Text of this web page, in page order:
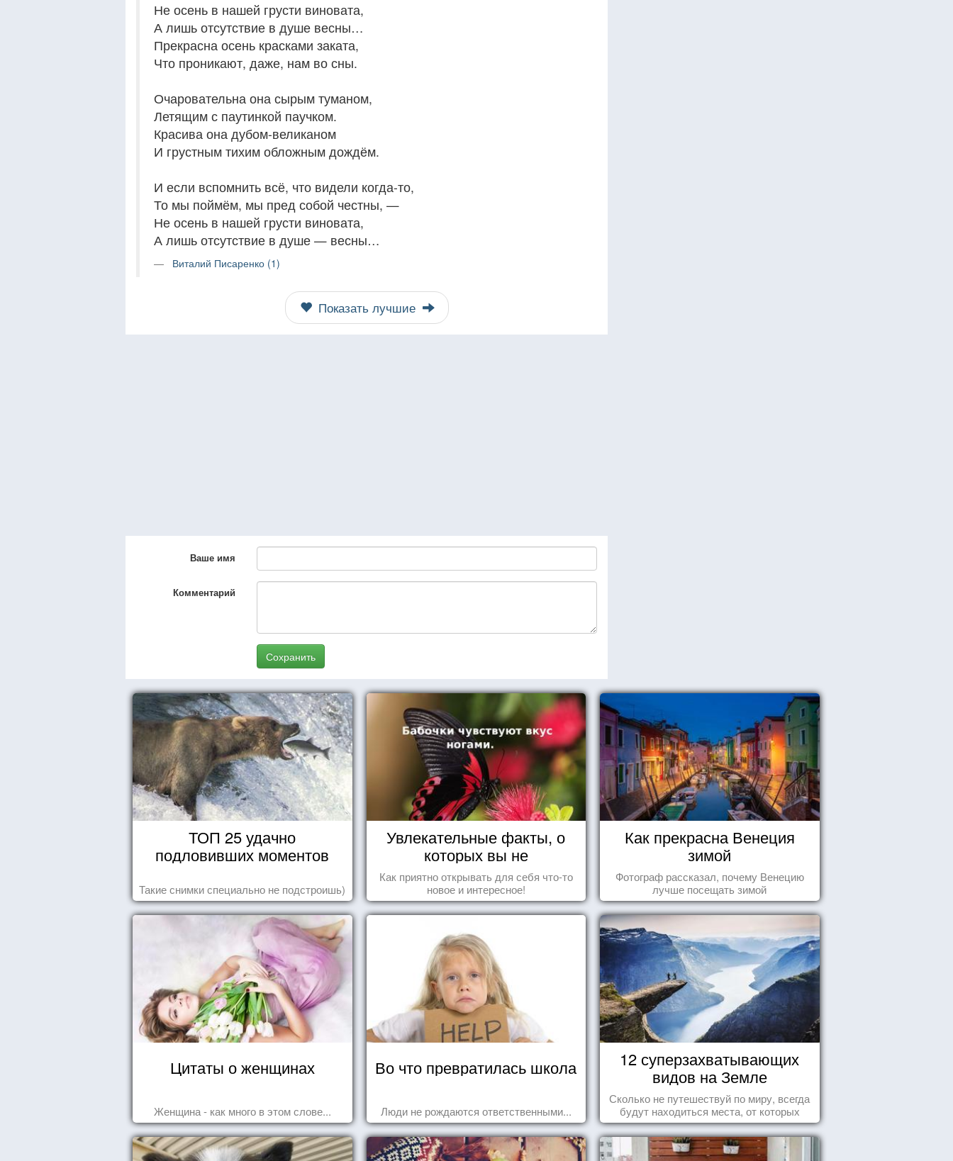
Не осень в нашей грусти виновата,
А лишь отсутствие в душе весны…
Прекрасна осень красками заката,
Что проникают, даже, нам во сны.
Очаровательна она сырым туманом,
Летящим с паутинкой паучком.
Красива она дубом-великаном
И грустным тихим обложным дождём.
И если вспомнить всё, что видели когда-то,
То мы поймём, мы пред собой честны, —
Не осень в нашей грусти виновата,
А лишь отсутствие в душе — весны…
Виталий Писаренко (1)
Показать лучшие
Ваше имя
Комментарий
Сохранить
ТОП 25 удачно
подловивших моментов
Такие снимки специально не подстроишь)
Увлекательные факты, о
которых вы не
догадывались!
Как приятно открывать для себя что-то
новое и интересное!
Как прекрасна Венеция
зимой
Фотограф рассказал, почему Венецию
лучше посещать зимой
Цитаты о женщинах
Женщина - как много в этом слове...
Во что превратилась школа
Люди не рождаются ответственными...
12 суперзахватывающих
видов на Земле
Сколько не путешествуй по миру, всегда
будут находиться места, от которых
перехватывает дух и кружится голова...